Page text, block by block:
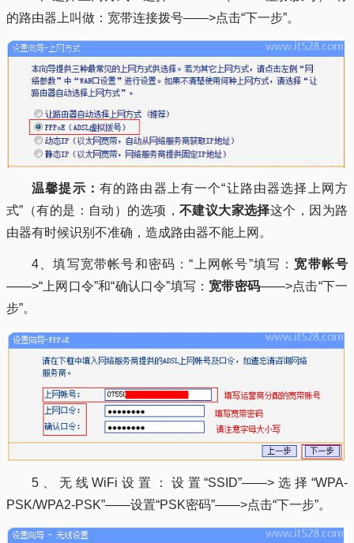
的路由器上叫做：宽带连接拨号——>点击“下一步”。
温馨提示： 有的路由器上有一个“让路由器选择上网方
式”（有的是：自动）的选项， 不建议大家选择这个，因为路
由器有时候识别不准确，造成路由器不能上网。
4、填写宽带帐号和密码：“上网帐号”填写： 宽带帐号
——>“上网口令”和“确认口令”填写： 宽带密码——>点击“下一
步”。
5、无线WiFi设置：设置“SSID”——>选择“WPA-
PSK/WPA2-PSK”——设置“PSK密码”——>点击“下一步”。